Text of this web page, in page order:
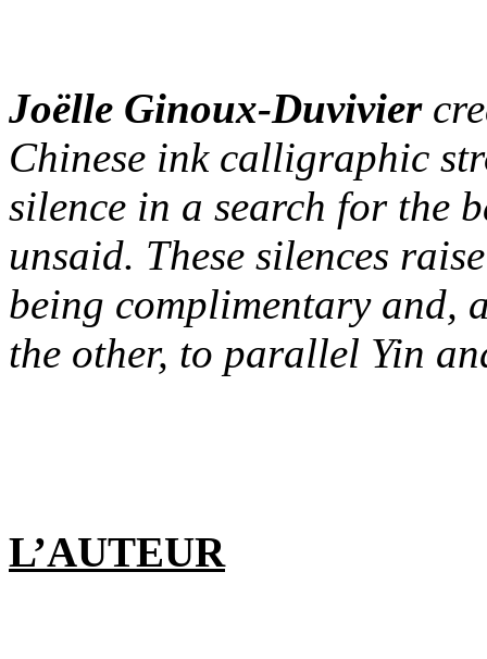
Joëlle Ginoux-Duvivier
Chinese ink calligraphic
silence in a search for the
unsaid. These silences
being complimentary and,
the other, to parallel Yin
L’AUTEUR